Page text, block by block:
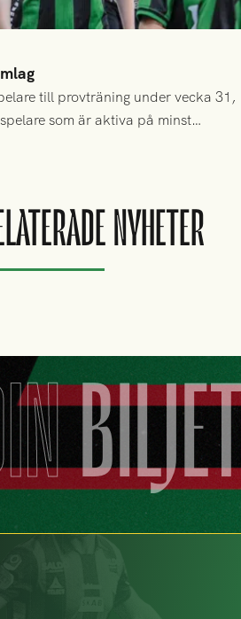
till provträning under vecka 31,
som är aktiva på minst
NYHETER